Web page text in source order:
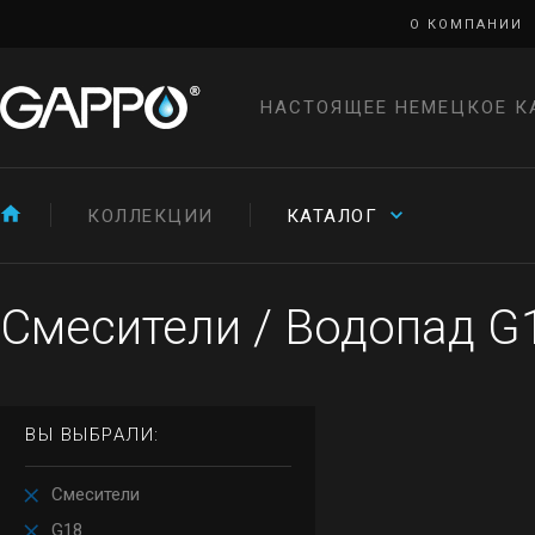
О КОМПАНИИ
НАСТОЯЩЕЕ НЕМЕЦКОЕ
КОЛЛЕКЦИИ КАТАЛОГ
Смесители / Водопад
ВЫ ВЫБРАЛИ:
Смесители
G18